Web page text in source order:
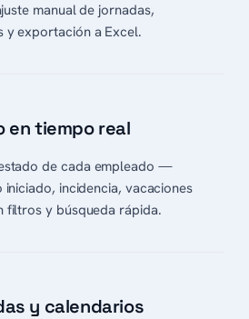
manual de jornadas,
y exportación a Excel.
en tiempo real
de cada empleado —
incidencia, vacaciones
y búsqueda rápida.
y calendarios